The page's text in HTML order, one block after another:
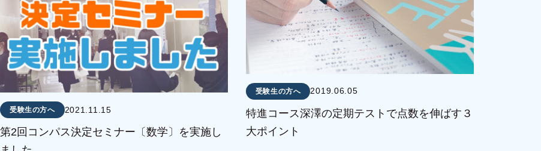
受験生の方へ 2021.11.15
第2回コンパス決定セミナー〔数学〕を実施し
受験生の方へ 2019.06.05
特進コース深澤の定期テストで点数を伸ばす３
大ポイント